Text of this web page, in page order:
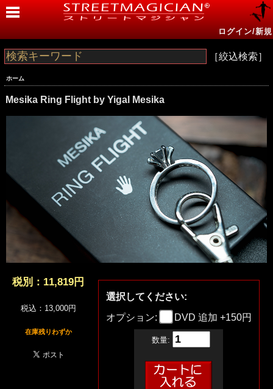
ログイン/新規
［絞込検索］
ホーム
Mesika Ring Flight by Yigal Mesika
税別： 11,819円
税込：13,000円
在庫残りわずか
選択してください:
オプション:
DVD 追加 +150円
数量: